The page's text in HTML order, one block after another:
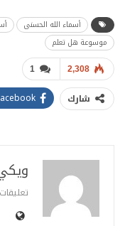
أسماء الله الحسنى
موسوعة هل تعلم
1 2,308
شارك
تعليقات